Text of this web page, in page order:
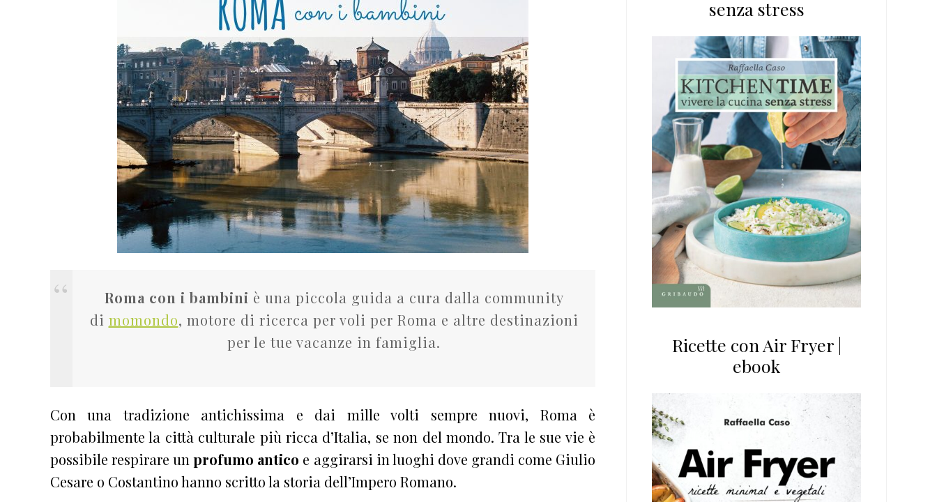
Roma con i bambini è una piccola guida a cura dalla community
di momondo, motore di ricerca per voli per Roma e altre destinazioni
per le tue vacanze in famiglia.
Con una tradizione antichissima e dai mille volti sempre nuovi, Roma è
probabilmente la città culturale più ricca d’Italia, se non del mondo. Tra le sue vie è
possibile respirare un profumo antico e aggirarsi in luoghi dove grandi come Giulio
Cesare o Costantino hanno scritto la storia dell’Impero Romano.
senza stress
Ricette con Air Fryer |
ebook